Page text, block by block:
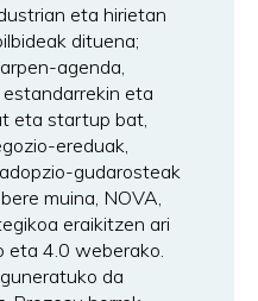
eta hirietan
dituena;
agenda,
eta
eta startup bat,
ereduak,
gudarosteak
muina, NOVA,
eraikitzen ari
eta 4.0 weberako.
da